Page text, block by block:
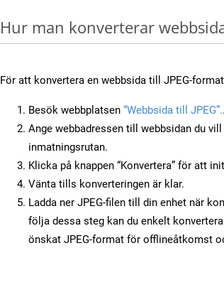
Hur man konverterar
För att konvertera en webbsida till JPEG-
Besök webbplatsen “Webbsida till JPEG”..
Ange webbadressen till webbsidan du
inmatningsrutan.
Klicka på knappen “Konvertera” för att
Vänta tills konverteringen är klar.
Ladda ner JPEG-filen till din enhet när
följa dessa steg kan du enkelt
önskat JPEG-format för offlineåtkomst